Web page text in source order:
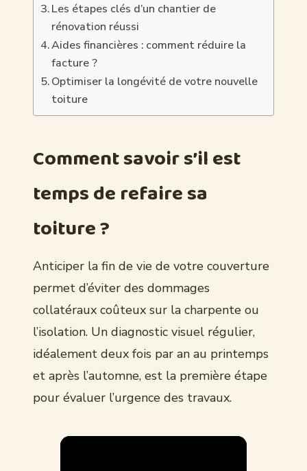
Les étapes clés d’un chantier de
rénovation réussi
Aides financières : comment réduire la
facture ?
Optimiser la longévité de votre nouvelle
toiture
Comment savoir s’il est
temps de refaire sa
toiture ?
Anticiper la fin de vie de votre couverture
permet d’éviter des dommages
collatéraux coûteux sur la charpente ou
l’isolation. Un diagnostic visuel régulier,
idéalement deux fois par an au printemps
et après l’automne, est la première étape
pour évaluer l’urgence des travaux.